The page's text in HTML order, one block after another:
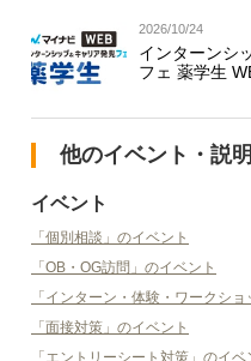
2026/10/24
インターンシ
フェ 薬学生
他のイベント・説
イベント
「個別相談」のイベント
「OB・OG訪問」のイベント
「インターン・体験・ワークシ
「面接対策」のイベント
「エントリーシート対策」のイベ